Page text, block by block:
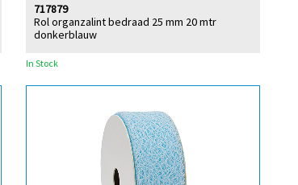
Rol organzalint bedraad 25 mm 20 mtr
donkerblauw
717879
In Stock